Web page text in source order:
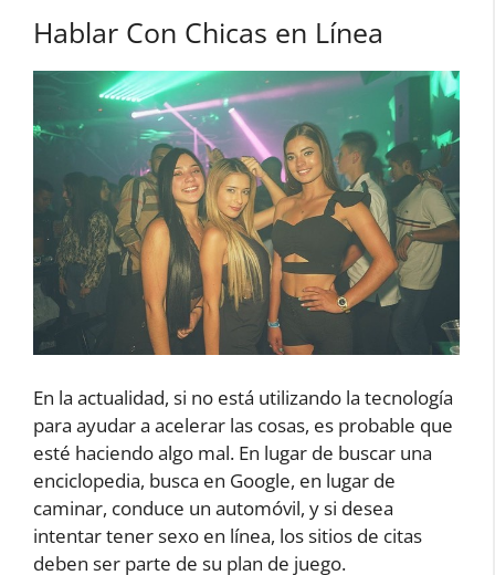
Hablar Con Chicas en Línea
En la actualidad, si no está utilizando la tecnología
para ayudar a acelerar las cosas, es probable que
esté haciendo algo mal. En lugar de buscar una
enciclopedia, busca en Google, en lugar de
caminar, conduce un automóvil, y si desea
intentar tener sexo en línea, los sitios de citas
deben ser parte de su plan de juego.